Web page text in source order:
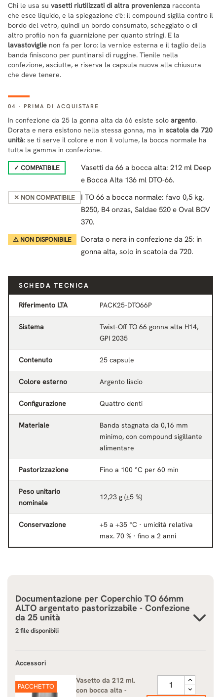
Chi le usa su vasetti riutilizzati di altra provenienza racconta
che esce liquido, e la spiegazione c'è: il compound sigilla contro il
bordo del vetro, quindi un bordo consumato, scheggiato o di
altro profilo non fa guarnizione per quanto stringi. E la
lavastoviglie non fa per loro: la vernice esterna e il taglio della
banda finiscono per puntinarsi di ruggine. Tienile nella
confezione, asciutte, e riserva la capsula nuova alla chiusura
che deve tenere.
04 · PRIMA DI ACQUISTARE
In confezione da 25 la gonna alta da 66 esiste solo argento.
Dorata e nera esistono nella stessa gonna, ma in scatola da 720
unità: se ti serve il colore e non il volume, la bocca normale ha
tutta la gamma in confezione.
✓ COMPATIBILE
Vasetti da 66 a bocca alta: 212 ml Deep
e Bocca Alta 136 ml DTO-66.
✕ NON COMPATIBILE
I TO 66 a bocca normale: favo 0,5 kg,
B250, B4 onzas, Saldae 520 e Oval BOV
370.
⚠ NON DISPONIBILE
Dorata o nera in confezione da 25: in
gonna alta, solo in scatola da 720.
SCHEDA TECNICA
Riferimento LTA PACK25-DTO66P
Sistema
Twist-Off TO 66 gonna alta H14,
GPI 2035
Contenuto 25 capsule
Colore esterno Argento liscio
Configurazione Quattro denti
Materiale
Banda stagnata da 0,16 mm
minimo, con compound sigillante
alimentare
Pastorizzazione Fino a 100 °C per 60 min
Peso unitario
nominale
12,23 g (±5 %)
Conservazione
+5 a +35 °C · umidità relativa
max. 70 % · fino a 2 anni
Documentazione per Coperchio TO 66mm
ALTO argentato pastorizzabile - Confezione
da 25 unità
2 file disponibili
Accessori
Vasetto da 212 ml.
con bocca alta -
PACCHETTO